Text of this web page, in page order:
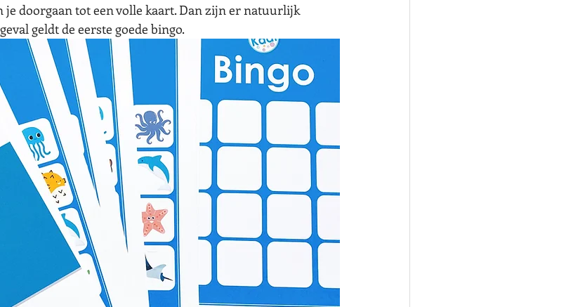
je doorgaan tot een volle kaart. Dan zijn er natuurlijk
geldt de eerste goede bingo.